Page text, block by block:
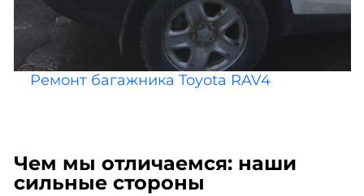
Ремонт багажника Toyota RAV4
Чем мы отличаемся: наши
сильные стороны